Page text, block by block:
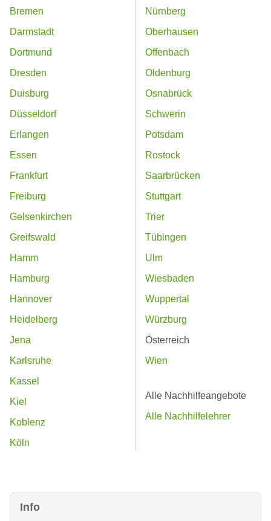
Info
Bremen
Darmstadt
Dortmund
Dresden
Duisburg
Düsseldorf
Erlangen
Essen
Frankfurt
Freiburg
Gelsenkirchen
Greifswald
Hamm
Hamburg
Hannover
Heidelberg
Jena
Karlsruhe
Kassel
Kiel
Koblenz
Köln
Nürnberg
Oberhausen
Offenbach
Oldenburg
Osnabrück
Schwerin
Potsdam
Rostock
Saarbrücken
Stuttgart
Trier
Tübingen
Ulm
Wiesbaden
Wuppertal
Würzburg
Österreich
Wien
Alle Nachhilfeangebote
Alle Nachhilfelehrer